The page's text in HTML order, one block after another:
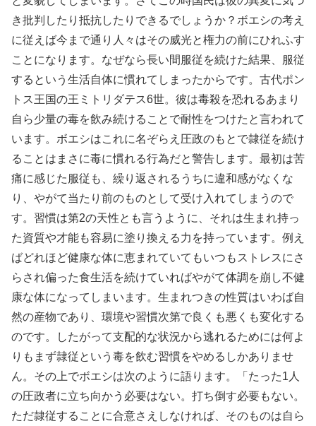
き批判したり抵抗したりできるでしょうか？ボエシの考え
に従えば今まで通り人々はその威光と権力の前にひれふす
ことになります。なぜなら長い間服従を続けた結果、服従
するという生活自体に慣れてしまったからです。古代ポン
トス王国の王ミトリダテス6世。彼は毒殺を恐れるあまり
自ら少量の毒を飲み続けることで耐性をつけたと言われて
います。ボエシはこれに名ぞらえ圧政のもとで隷従を続け
ることはまさに毒に慣れる行為だと警告します。最初は苦
痛に感じた服従も、繰り返されるうちに違和感がなくな
り、やがて当たり前のものとして受け入れてしまうので
す。習慣は第2の天性とも言うように、それは生まれ持っ
た資質や才能も容易に塗り換える力を持っています。例え
ばどれほど健康な体に恵まれていてもいつもストレスにさ
らされ偏った食生活を続けていればやがて体調を崩し不健
康な体になってしまいます。生まれつきの性質はいわば自
然の産物であり、環境や習慣次第で良くも悪くも変化する
のです。したがって支配的な状況から逃れるためには何よ
りもまず隷従という毒を飲む習慣をやめるしかありませ
ん。その上でボエシは次のように語ります。「たった1人
の圧政者に立ち向かう必要はない。打ち倒す必要もない。
ただ隷従することに合意さえしなければ、そのものは自ら